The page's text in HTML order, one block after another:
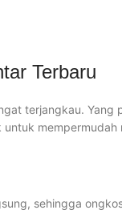
Terbaru
terjangkau.
mempermudah
sehingga